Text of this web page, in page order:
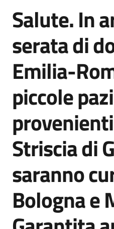
Agenzia
di
informazione
e
comunicazione
Seguici
su
Salta al contenuto
Salute. In
serata di
Emilia-
piccole
Striscia di
saranno
Bologna e